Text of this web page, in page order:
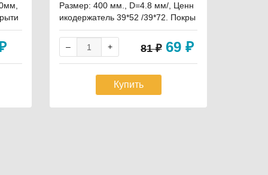
Размер: 400 мм., D=4.8 мм/, Ценн
икодержатель 39*52 /39*72. Покры
тие Хром.
81₽ 69₽
Купить